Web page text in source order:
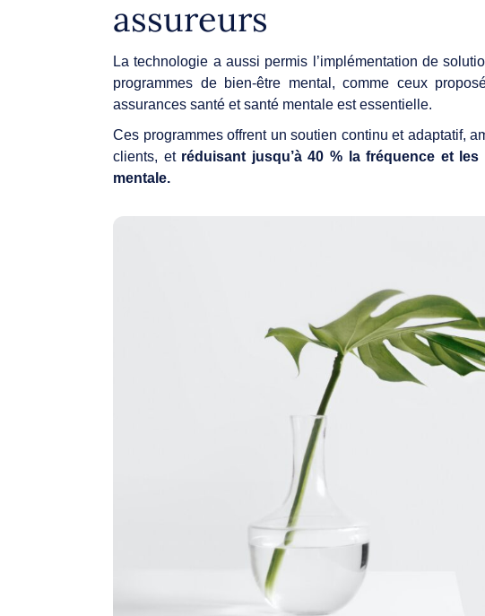
assureurs
La technologie a aussi permis l’implémentation de
programmes de bien-être mental, comme ceux
assurances santé et santé mentale est essentielle.
Ces programmes offrent un soutien continu et adaptatif,
clients, et réduisant jusqu’à 40 % la fréquence et
mentale.